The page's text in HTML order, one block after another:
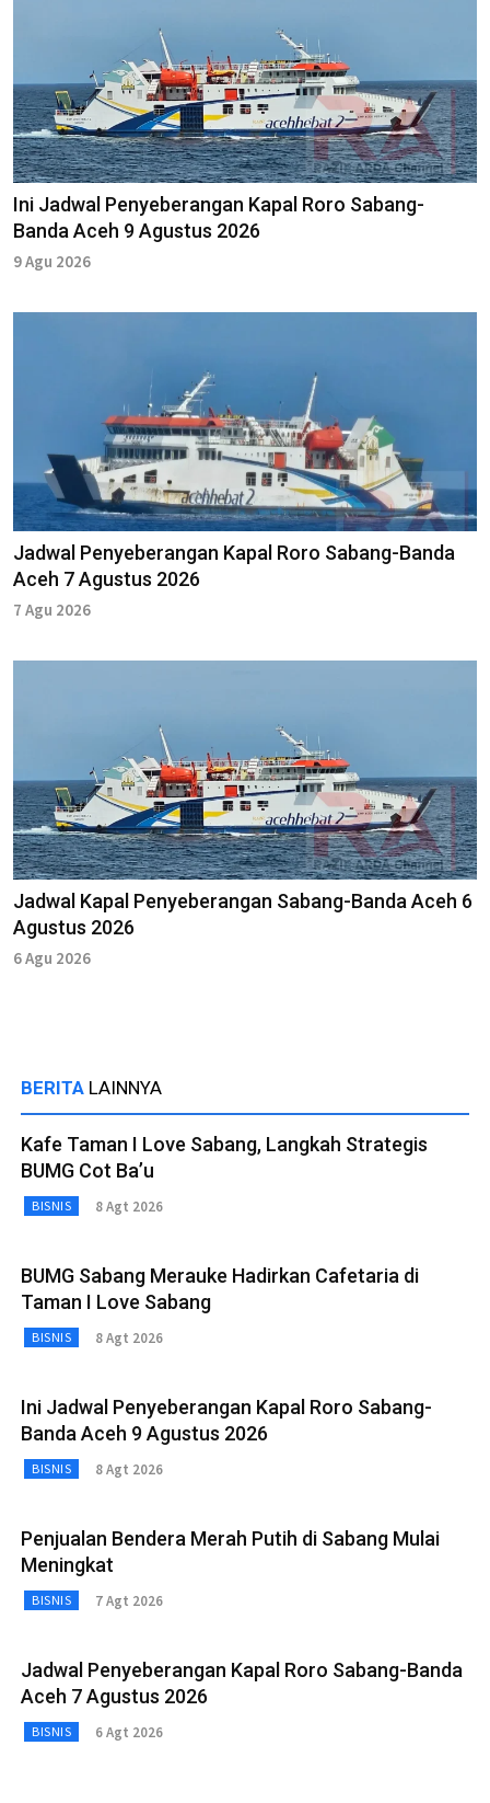
Ini Jadwal Penyeberangan Kapal Roro Sabang-
Banda Aceh 9 Agustus 2026
9 Agu 2026
Jadwal Penyeberangan Kapal Roro Sabang-Banda
Aceh 7 Agustus 2026
7 Agu 2026
Jadwal Kapal Penyeberangan Sabang-Banda Aceh 6
Agustus 2026
6 Agu 2026
BERITA LAINNYA
Kafe Taman I Love Sabang, Langkah Strategis
BUMG Cot Ba’u
BISNIS 8 Agt 2026
BUMG Sabang Merauke Hadirkan Cafetaria di
Taman I Love Sabang
BISNIS 8 Agt 2026
Ini Jadwal Penyeberangan Kapal Roro Sabang-
Banda Aceh 9 Agustus 2026
BISNIS 8 Agt 2026
Penjualan Bendera Merah Putih di Sabang Mulai
Meningkat
BISNIS 7 Agt 2026
Jadwal Penyeberangan Kapal Roro Sabang-Banda
Aceh 7 Agustus 2026
BISNIS 6 Agt 2026